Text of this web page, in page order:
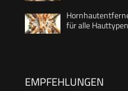
für alle Hauttypen
EMPFEHLUNGEN